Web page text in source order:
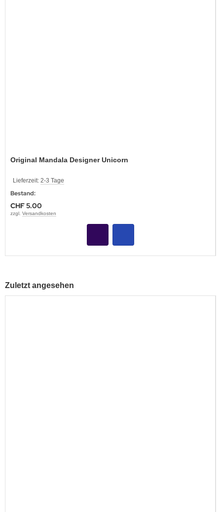
Original Mandala Designer Unicorn
Lieferzeit: 2-3 Tage
Bestand:
CHF 5.00
zzgl. Versandkosten
Zuletzt angesehen